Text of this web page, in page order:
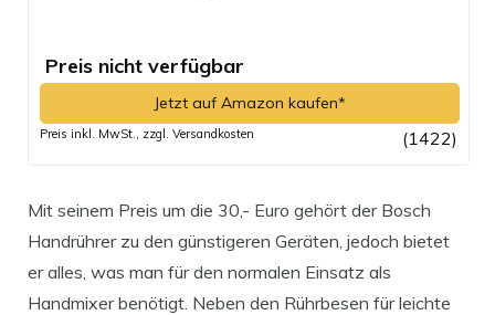
Preis nicht verfügbar
Jetzt auf Amazon kaufen*
Preis inkl. MwSt., zzgl. Versandkosten (1422)
Mit seinem Preis um die 30,- Euro gehört der Bosch
Handrührer zu den günstigeren Geräten, jedoch bietet
er alles, was man für den normalen Einsatz als
Handmixer benötigt. Neben den Rührbesen für leichte